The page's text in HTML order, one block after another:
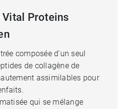
Vital Proteins
composée d'un seul
de collagène de
assimilables pour
qui se mélange